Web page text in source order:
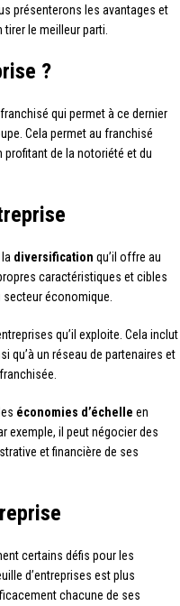
présenterons les avantages et
le meilleur parti.
?
qui permet à ce dernier
Cela permet au franchisé
profitant de la notoriété et du
diversification qu’il offre au
caractéristiques et cibles
économique.
qu’il exploite. Cela inclut
qu’à un réseau de partenaires et
économies d’échelle en
exemple, il peut négocier des
et financière de ses
certains défis pour les
d’entreprises est plus
chacune de ses